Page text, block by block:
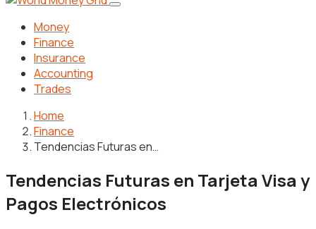
Money
Finance
Insurance
Accounting
Trades
Home
Finance
Tendencias Futuras en…
Tendencias Futuras en Tarjeta Visa y
Pagos Electrónicos